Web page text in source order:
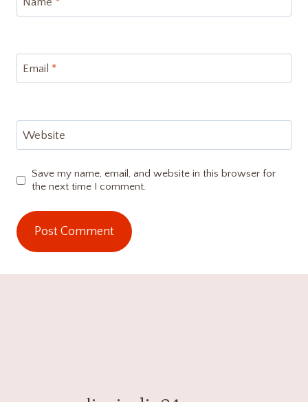
Email *
Website
Save my name, email, and website in this browser for
the next time I comment.